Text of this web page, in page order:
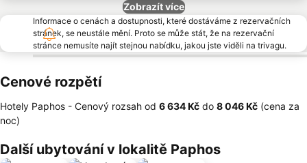
Zobrazít více
Informace o cenách a dostupnosti, které dostáváme z rezervačních
stránek, se neustále mění. Proto se může stát, že na rezervační
stránce nemusíte najít stejnou nabídku, jakou jste viděli na trivagu.
Cenové rozpětí
Hotely Paphos - Cenový rozsah od ‎6 634 Kč do ‎8 046 Kč (cena za
noc)
Další ubytování v lokalitě Paphos